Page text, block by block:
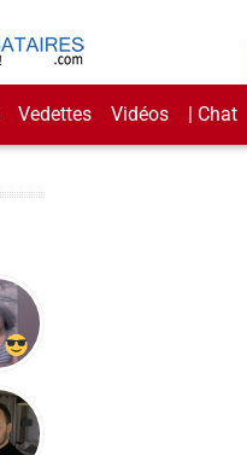
Vedettes Vidéos | Chat